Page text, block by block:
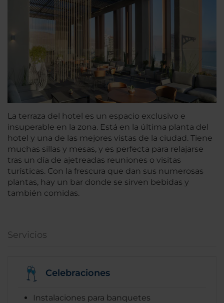
La terraza del hotel es un espacio exclusivo e
insuperable en la zona. Está en la última planta del
hotel y una de las mejores vistas de la ciudad. Tiene
muchas sillas y mesas, y es perfecta para relajarse
tras un día de ajetreadas reuniones o visitas
turísticas. Con la frescura que dan sus numerosas
plantas, hay un bar donde se sirven bebidas y
también comidas.
Servicios
Celebraciones
Instalaciones para banquetes